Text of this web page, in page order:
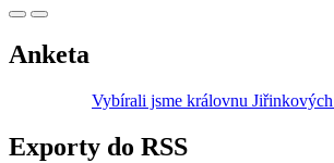
Anketa
Vybírali jsme královnu
Exporty do RSS